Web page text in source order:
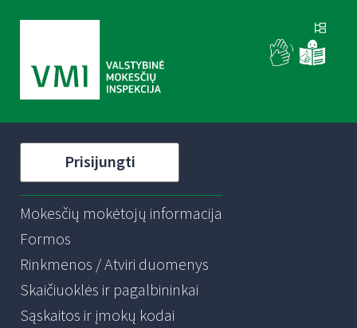
Prisijungti
Mokesčių mokėtojų informacija
Formos
Rinkmenos / Atviri duomenys
Skaičiuoklės ir pagalbininkai
Sąskaitos ir įmokų kodai